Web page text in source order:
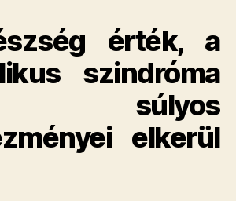
érték, a
szindróma
elkerül